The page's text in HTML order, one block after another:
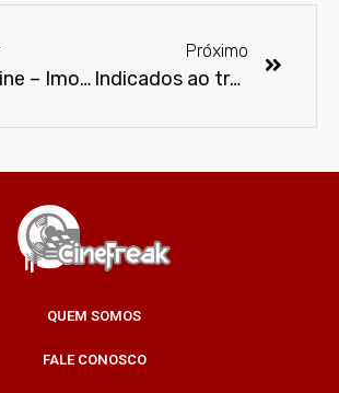
Wolverine – Imortal lança seu primeiro trailer
Próximo
Indicados ao troféu HQ Mix 2013
QUEM SOMOS
FALE CONOSCO